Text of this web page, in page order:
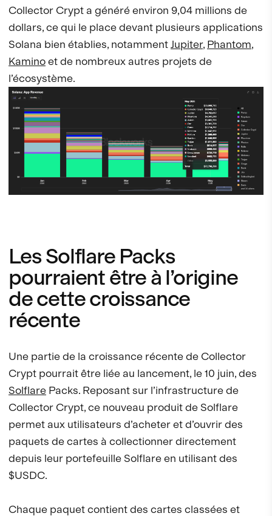
Collector Crypt a généré environ 9,04 millions de
dollars, ce qui le place devant plusieurs applications
Solana bien établies, notammentJupiter, Phantom,
Kaminoet de nombreux autres projets de
l’écosystème.
Les Solflare Packs
pourraient être à l’origine
de cette croissance
récente
Une partie de la croissance récente de Collector
Crypt pourrait être liée au lancement, le 10 juin, des
Solflare Packs. Reposant sur l’infrastructure de
Collector Crypt, ce nouveau produit de Solflare
permet aux utilisateurs d’acheter et d’ouvrir des
paquets de cartes à collectionner directement
depuis leur portefeuille Solflare en utilisant des
$USDC.
Chaque paquet contient des cartes classées et